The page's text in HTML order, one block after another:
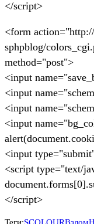
</script>
<form
sphpblog/
method="post">
<input
<input
<input
<input
<input
<script type="text/
</script>
Теги:SCOLOURВзлом